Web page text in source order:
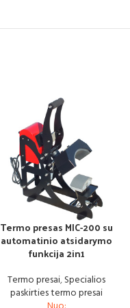
Termo presas MIC-200 su
automatinio atsidarymo
funkcija 2in1
Termo presai,Specialios
paskirties termo presai